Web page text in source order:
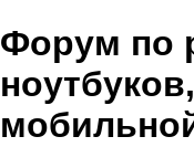
Регистрация
Форум по